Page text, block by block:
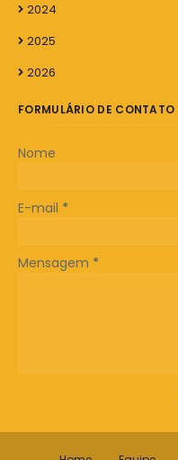
2024
2025
2026
FORMULÁRIO DE CONTATO
Nome
E-mail *
Mensagem *